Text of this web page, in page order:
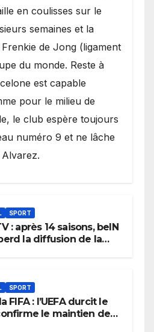
en coulisses sur le
semaines et la
de Jong (ligament
du monde. Reste à
est capable
pour le milieu de
le club espère toujours
numéro 9 et ne lâche
SPORT
: après 14 saisons, beIN
la diffusion de la
SPORT
FIFA : l’UEFA durcit le
le maintien de